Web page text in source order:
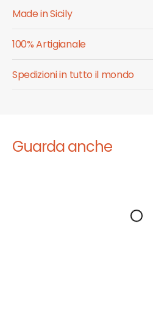
Made in Sicily
100% Artigianale
Spedizioni in tutto il mondo
Guarda anche